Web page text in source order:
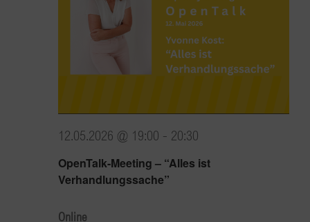
OpenTalk-Meeting – “Alles ist
Verhandlungssache”
12.05.2026 @ 19:00 - 20:30
Online